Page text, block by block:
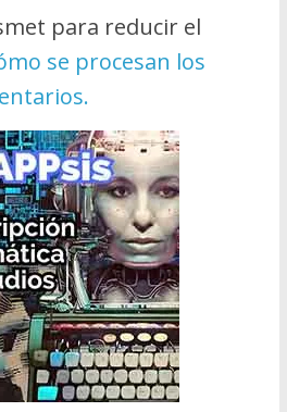
para reducir el
se procesan los